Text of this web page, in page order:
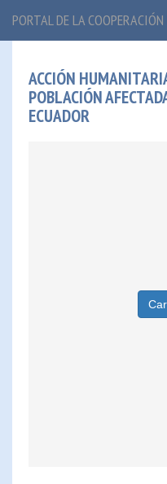
PORTAL DE LA
ACCIÓN
POBLACIÓN
ECUADOR